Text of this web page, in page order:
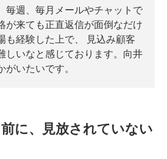
毎週、毎月メールやチャットで
が来ても正直返信が面倒なだけ
も経験した上で、 見込み顧客
しいなと感じております。向井
いたいです。
前に、見放されていない